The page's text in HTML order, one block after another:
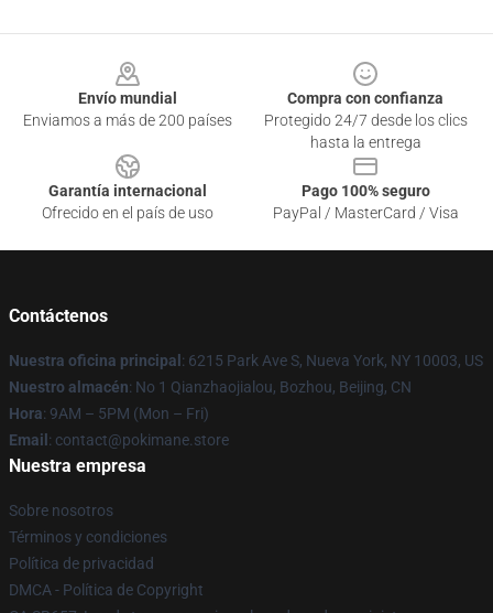
Envío mundial
Enviamos a más de 200 países
Compra con confianza
Protegido 24/7 desde los clics
hasta la entrega
Garantía internacional
Ofrecido en el país de uso
Pago 100% seguro
PayPal / MasterCard / Visa
Contáctenos
Nuestra oficina principal : 6215 Park Ave S, Nueva York, NY 10003, US
Nuestro almacén: No 1 Qianzhaojialou, Bozhou, Beijing, CN
Hora: 9AM – 5PM (Mon – Fri)
Email : contact@pokimane.store
Nuestra empresa
Sobre nosotros
Términos y condiciones
Política de privacidad
DMCA - Política de Copyright